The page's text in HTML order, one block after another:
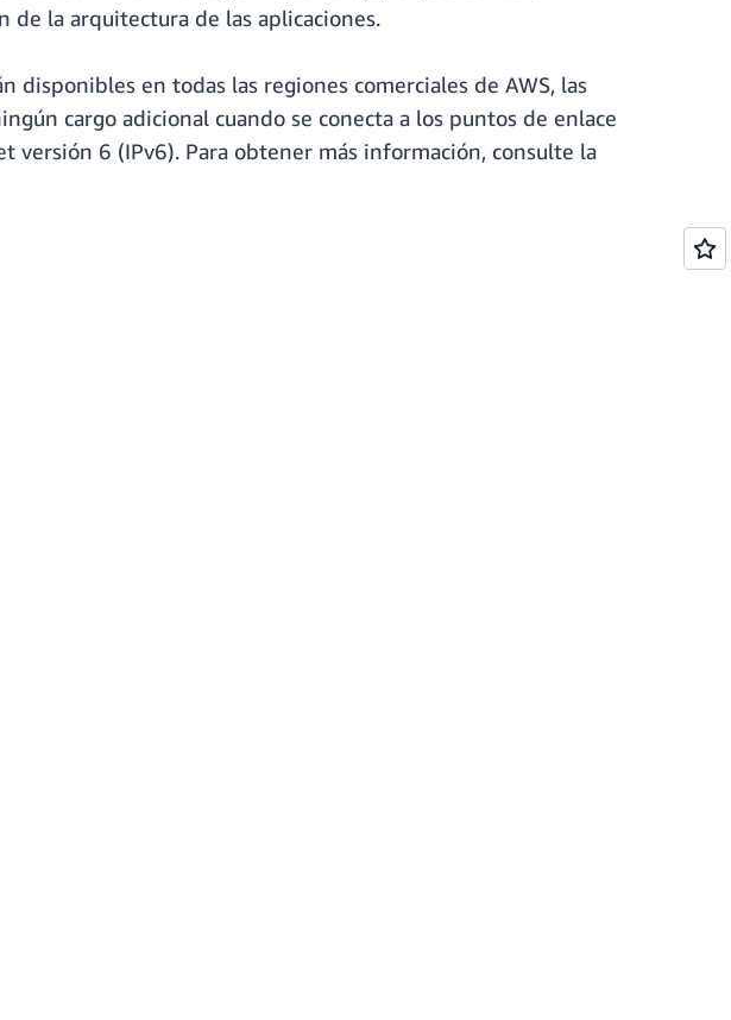
la arquitectura de las aplicaciones.
disponibles en todas las regiones comerciales de AWS, las
cargo adicional cuando se conecta a los puntos de enlace
6 (IPv6). Para obtener más información, consulte la